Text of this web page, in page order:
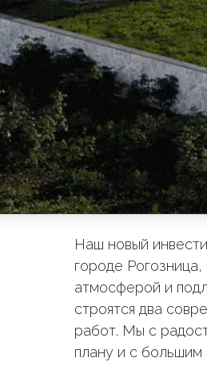
Наш новый
городе
атмосферой и
строятся два
работ. Мы с
плану и с